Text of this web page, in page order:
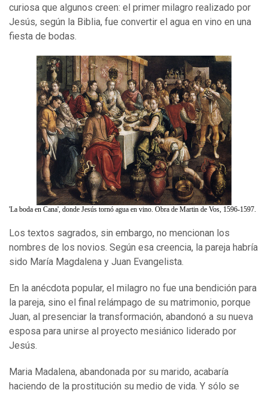
curiosa que algunos creen: el primer milagro realizado por
Jesús, según la Biblia, fue convertir el agua en vino en una
fiesta de bodas.
'La boda en Cana', donde Jesús tornó agua en vino. Obra de Martin de Vos, 1596-1597.
Los textos sagrados, sin embargo, no mencionan los
nombres de los novios. Según esa creencia, la pareja habría
sido María Magdalena y Juan Evangelista.
En la anécdota popular, el milagro no fue una bendición para
la pareja, sino el final relámpago de su matrimonio, porque
Juan, al presenciar la transformación, abandonó a su nueva
esposa para unirse al proyecto mesiánico liderado por
Jesús.
Maria Madalena, abandonada por su marido, acabaría
haciendo de la prostitución su medio de vida. Y sólo se